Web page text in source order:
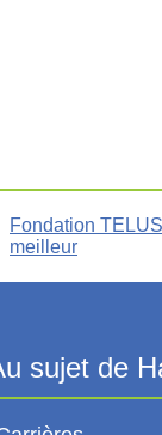
Fondation
meilleur